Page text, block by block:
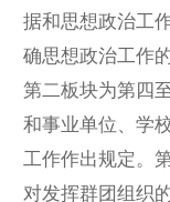
据和思想政治工
确思想政治工作
第二板块为第四
和事业单位、学
工作作出规定。
对发挥群团组织